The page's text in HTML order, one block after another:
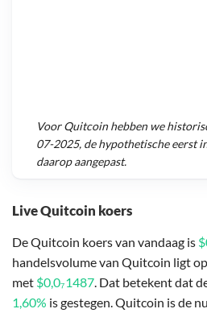
Live Quitcoin koers
De Quitcoin koers van vandaag is
handelsvolume van Quitcoin ligt
met $0,0₇1487. Dat betekent dat
1,60% is gestegen. Quitcoin is de
VoorQuitcoinhebben we
07-2025, de hypothetische eerst
daarop aangepast.